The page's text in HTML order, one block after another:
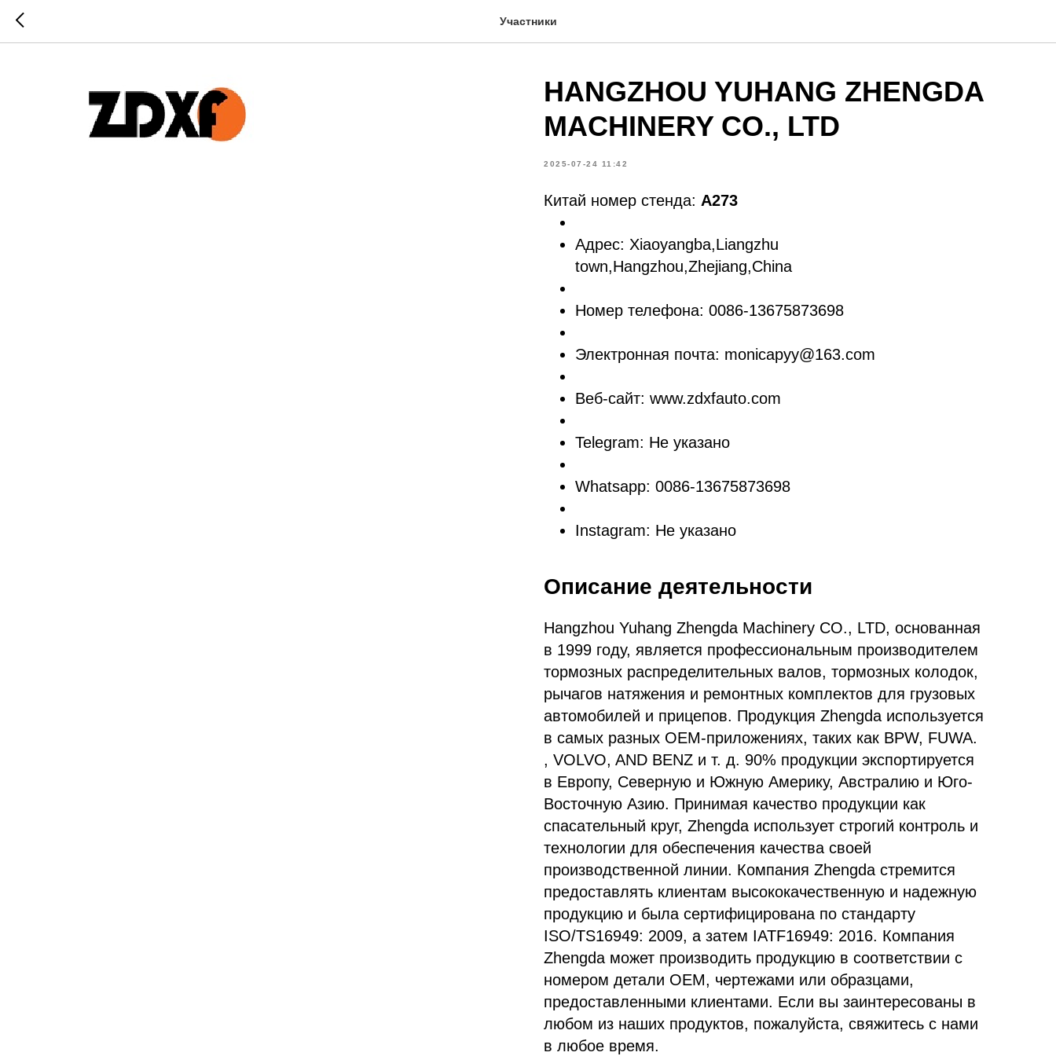
Участники
HANGZHOU YUHANG ZHENGDA
MACHINERY CO., LTD
2025-07-24 11:42
Китай номер стенда: A273
Адрес: Xiaoyangba,Liangzhu
town,Hangzhou,Zhejiang,China
Номер телефона: 0086-13675873698
Электронная почта: monicapyy@163.com
Веб-сайт: www.zdxfauto.com
Telegram: Не указано
Whatsapp: 0086-13675873698
Instagram: Не указано
Описание деятельности
Hangzhou Yuhang Zhengda Machinery CO., LTD, основанная
в 1999 году, является профессиональным производителем
тормозных распределительных валов, тормозных колодок,
рычагов натяжения и ремонтных комплектов для грузовых
автомобилей и прицепов. Продукция Zhengda используется
в самых разных OEM-приложениях, таких как BPW, FUWA.
, VOLVO, AND BENZ и т. д. 90% продукции экспортируется
в Европу, Северную и Южную Америку, Австралию и Юго-
Восточную Азию. Принимая качество продукции как
спасательный круг, Zhengda использует строгий контроль и
технологии для обеспечения качества своей
производственной линии. Компания Zhengda стремится
предоставлять клиентам высококачественную и надежную
продукцию и была сертифицирована по стандарту
ISO/TS16949: 2009, а затем IATF16949: 2016. Компания
Zhengda может производить продукцию в соответствии с
номером детали OEM, чертежами или образцами,
предоставленными клиентами. Если вы заинтересованы в
любом из наших продуктов, пожалуйста, свяжитесь с нами
в любое время.